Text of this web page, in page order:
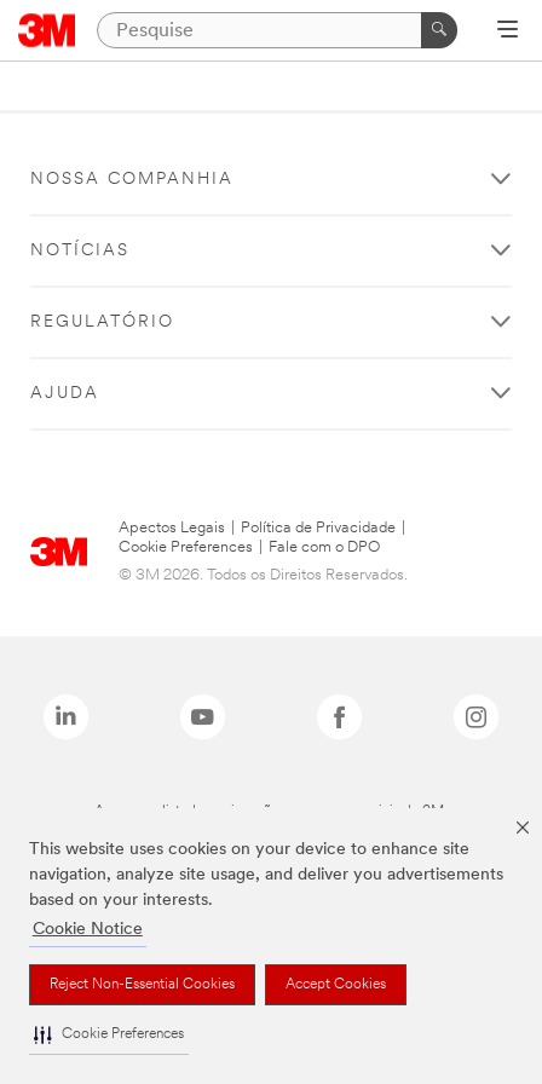
This website uses cookies on your device to enhance site
navigation, analyze site usage, and deliver you advertisements
based on your interests.
Cookie Notice
Reject Non-Essential Cookies Accept Cookies
Cookie Preferences
NOSSA COMPANHIA
NOTÍCIAS
REGULATÓRIO
AJUDA
Apectos Legais Política de Privacidade
Cookie Preferences
Fale com o DPO
© 3M 2026. Todos os Direitos Reservados.
As marcas listadas a cima são marcas comerciais da 3M.